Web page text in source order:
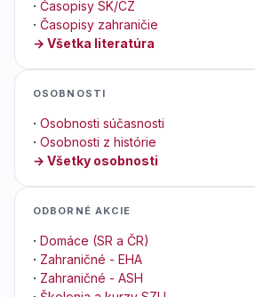
· Časopisy SK/CZ
· Časopisy zahraničie
→ Všetka literatúra
OSOBNOSTI
· Osobnosti súčasnosti
· Osobnosti z histórie
→ Všetky osobnosti
ODBORNÉ AKCIE
· Domáce (SR a ČR)
· Zahraničné - EHA
· Zahraničné - ASH